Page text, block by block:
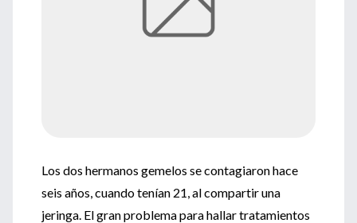
Los dos hermanos gemelos se contagiaron hace
seis años, cuando tenían 21, al compartir una
jeringa. El gran problema para hallar tratamientos